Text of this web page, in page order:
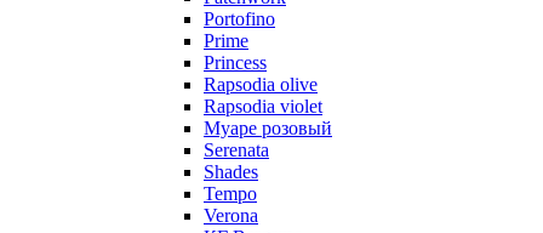
Portofino
Prime
Princess
Rapsodia olive
Rapsodia violet
Муаре розовый
Serenata
Shades
Tempo
Verona